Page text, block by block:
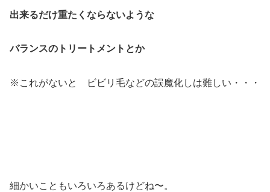
出来るだけ重たくならないような
バランスのトリートメントとか
※これがないと ビビリ毛などの誤魔化しは難しい・・・
細かいこともいろいろあるけどね〜。